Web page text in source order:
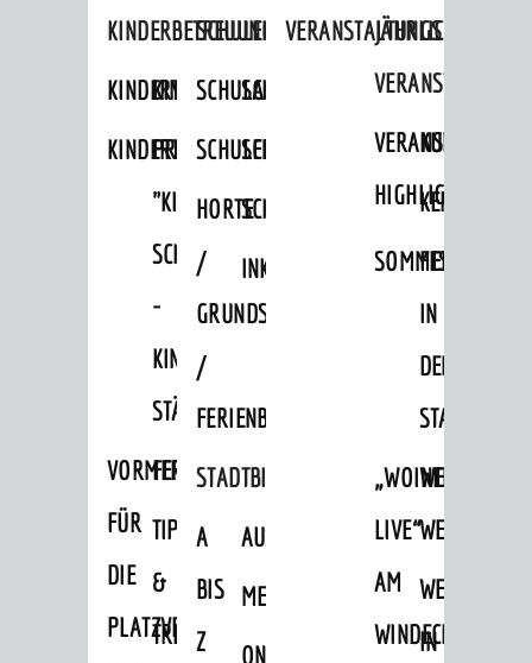
KINDERBETREUUNG
KINDERTAGESPFLEGE
KINDERKRIPPEN
KINDERTAGESSTÄTTEN
PROJEKT
"KINDER
SCHÜTZEN
-
KINDER
STÄRKEN"
VORMERKVERFAHREN
FÜR
DIE
PLATZVERGABE
FERIENANGEBOTE
TIPPS
&
TREFFS
SCHULEN
SCHULARTEN
SCHULVERWALTUNG
SCHULFERIEN
SCHÜLERBEFÖRDERUNG
HORTE
/
GRUNDSCHULBETREUUNG
/
FERIENBETREUUNG
SCHULSOZIALARBEIT
INKLUSION
STADTBIBLIOTHEK
A
BIS
Z
AUSLEIHE
MEDIENANGEBOTE
ONLINE-
VERANSTALTUNGSKALENDER
JÄHRLICHE
HIGHLIGHTS
KERWE
SOMMERTAGSZUG
FESTE
IN
DEN
STADTTEILEN
„WOINEM
LIVE“
AM
WINDECKPLATZ
WEINHEIMER
IN
AKTUELLES